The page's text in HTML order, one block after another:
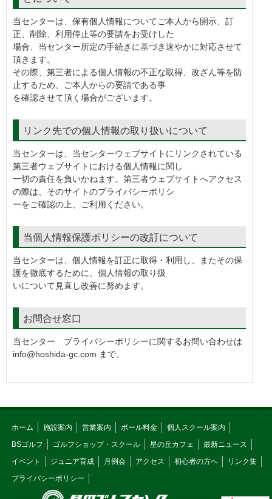
当センターは、保有個人情報についてご本人から開示、訂
正、削除、利用停止等の要請をお受けした
場合、当センター所定の手続きに基づき速やかに対応させて
頂きます。
その際、第三者による個人情報の不正な取得、改ざん等を防
止するため、ご本人からの要請である事
を確認させて頂く場合がございます。
リンク先での個人情報の取り扱いについて
当センターは、当センターウェブサイトにリンクされている
第三者ウェブサイトにおける個人情報に関し
一切の責任を負いかねます。第三者ウェブサイトへアクセス
の際は、そのサイトのプライバシーポリシ
ーをご確認の上、ご利用ください。
当個人情報保護ポリシーの改訂について
当センターは、個人情報を訂正に取得・利用し、またその保
護を徹底するために、個人情報の取り扱
いについて見直し改善に努めます。
お問合せ窓口
当センター プライバシーポリシーに関するお問い合わせは
info@hoshida-gc.com まで。
ホーム 施設案内 営業案内 ボール料金 個人スクール案内
BSゴルフ ゴルフショップ・スクール 星の丘カフェ 最新ニュース
イベント ジュニア育成 月例会 アクセス 初心者の方へ リンク集
プライバシーポリシー